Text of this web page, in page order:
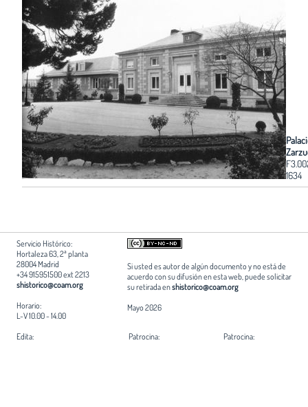
1634
Servicio Histórico:
Hortaleza 63, 2ª planta
28004 Madrid
+34 915951500 ext 2213
shistorico@coam.org
Horario:
L-V 10.00 - 14.00
Si usted es autor de algún documento y no está de
acuerdo con su difusión en esta web, puede solicitar
su retirada enshistorico@coam.org
Mayo 2026
Edita:
Patrocina:
Patrocina: